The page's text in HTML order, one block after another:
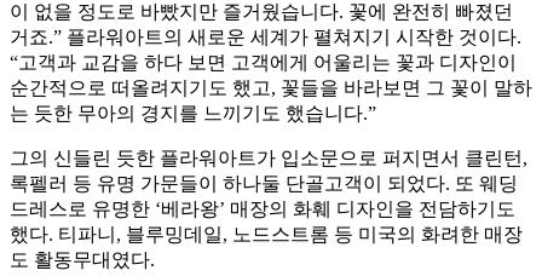
이 없을 정도로 바빴지만 즐거웠습니다. 꽃에 완전히 빠졌던
거죠.” 플라워아트의 새로운 세계가 펼쳐지기 시작한 것이다.
“고객과 교감을 하다 보면 고객에게 어울리는 꽃과 디자인이
순간적으로 떠올려지기도 했고, 꽃들을 바라보면 그 꽃이 말하
는 듯한 무아의 경지를 느끼기도 했습니다.”
그의 신들린 듯한 플라워아트가 입소문으로 퍼지면서 클린턴,
록펠러 등 유명 가문들이 하나둘 단골고객이 되었다. 또 웨딩
드레스로 유명한 ‘베라왕’ 매장의 화훼 디자인을 전담하기도
했다. 티파니, 블루밍데일, 노드스트롬 등 미국의 화려한 매장
도 활동무대였다.